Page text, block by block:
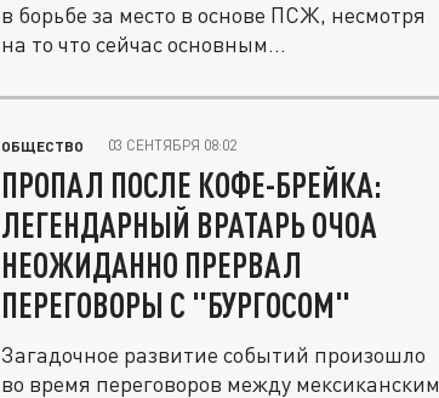
в борьбе за место в основе ПСЖ, несмотря
на то что сейчас основным...
ОБЩЕСТВО 03 СЕНТЯБРЯ 08:02
ПРОПАЛ ПОСЛЕ КОФЕ-БРЕЙКА:
ЛЕГЕНДАРНЫЙ ВРАТАРЬ ОЧОА
НЕОЖИДАННО ПРЕРВАЛ
ПЕРЕГОВОРЫ С "БУРГОСОМ"
Загадочное развитие событий произошло
во время переговоров между мексиканским